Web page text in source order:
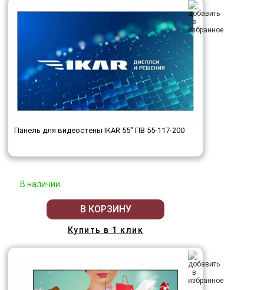
Панель для видеостены IKAR 55" ПВ 55-117-200
В наличии
В КОРЗИНУ
Купить в 1 клик